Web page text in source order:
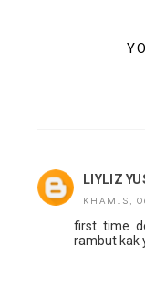
LIYLIZ
KHAMIS,
first time
rambut kak